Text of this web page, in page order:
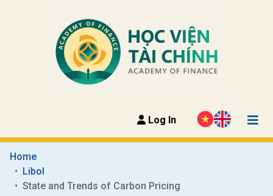
Log In
Home
Libol
State and Trends of Carbon Pricing